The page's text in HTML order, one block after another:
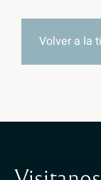
Volver a la